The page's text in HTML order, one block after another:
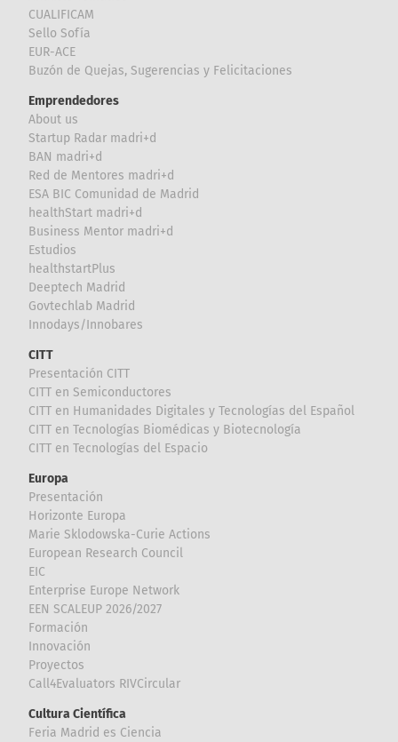
CUALIFICAM
Sello Sofía
EUR-ACE
Buzón de Quejas, Sugerencias y Felicitaciones
Emprendedores
About us
Startup Radar madri+d
BAN madri+d
Red de Mentores madri+d
ESA BIC Comunidad de Madrid
healthStart madri+d
Business Mentor madri+d
Estudios
healthstartPlus
Deeptech Madrid
Govtechlab Madrid
Innodays/Innobares
CITT
Presentación CITT
CITT en Semiconductores
CITT en Humanidades Digitales y Tecnologías del Español
CITT en Tecnologías Biomédicas y Biotecnología
CITT en Tecnologías del Espacio
Europa
Presentación
Horizonte Europa
Marie Sklodowska-Curie Actions
European Research Council
EIC
Enterprise Europe Network
EEN SCALEUP 2026/2027
Formación
Innovación
Proyectos
Call4Evaluators RIVCircular
Cultura Científica
Feria Madrid es Ciencia